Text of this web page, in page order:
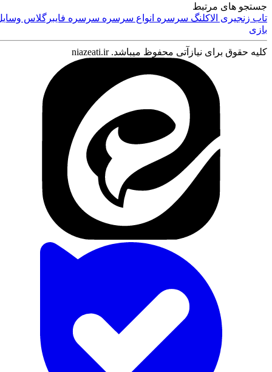
جستجو های مرتبط
تاب زنجیریالاکلنگسرسرهانواع سرسرهسرسره فایبرگلاس وسایل
بازی
کلیه حقوق برای نیازآتی محفوظ میباشد. niazeati.ir